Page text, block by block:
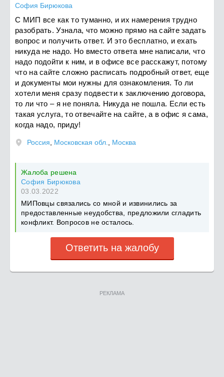
София Бирюкова
С МИП все как то туманно, и их намерения трудно
разобрать. Узнала, что можно прямо на сайте задать
вопрос и получить ответ. И это бесплатно, и ехать
никуда не надо. Но вместо ответа мне написали, что
надо подойти к ним, и в офисе все расскажут, потому
что на сайте сложно расписать подробный ответ, еще
и документы мои нужны для ознакомления. То ли
хотели меня сразу подвести к заключению договора,
то ли что – я не поняла. Никуда не пошла. Если есть
такая услуга, то отвечайте на сайте, а в офис я сама,
когда надо, приду!
Россия Московская обл. Москва
Жалоба решена
София Бирюкова
03.03.2022
МИПовцы связались со мной и извинились за
предоставленные неудобства, предложили сгладить
конфликт. Вопросов не осталось.
Ответить на жалобу
РЕКЛАМА